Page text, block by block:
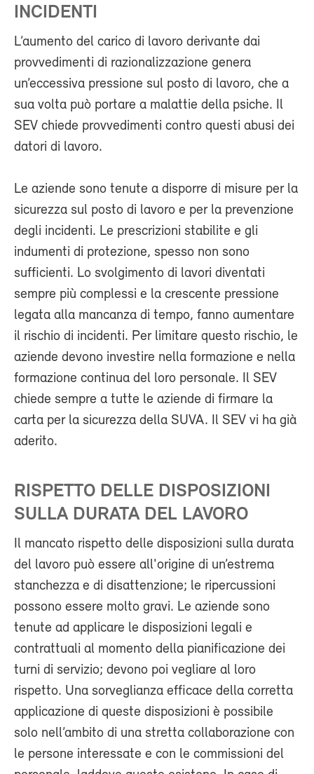
INCIDENTI
L’aumento del carico di lavoro derivante dai
provvedimenti di razionalizzazione genera
un’eccessiva pressione sul posto di lavoro, che a
sua volta può portare a malattie della psiche. Il
SEV chiede provvedimenti contro questi abusi dei
datori di lavoro.
Le aziende sono tenute a disporre di misure per la
sicurezza sul posto di lavoro e per la prevenzione
degli incidenti. Le prescrizioni stabilite e gli
indumenti di protezione, spesso non sono
sufficienti. Lo svolgimento di lavori diventati
sempre più complessi e la crescente pressione
legata alla mancanza di tempo, fanno aumentare
il rischio di incidenti. Per limitare questo rischio, le
aziende devono investire nella formazione e nella
formazione continua del loro personale. Il SEV
chiede sempre a tutte le aziende di firmare la
carta per la sicurezza della SUVA. Il SEV vi ha già
aderito.
RISPETTO DELLE DISPOSIZIONI
SULLA DURATA DEL LAVORO
Il mancato rispetto delle disposizioni sulla durata
del lavoro può essere all'origine di un’estrema
stanchezza e di disattenzione; le ripercussioni
possono essere molto gravi. Le aziende sono
tenute ad applicare le disposizioni legali e
contrattuali al momento della pianificazione dei
turni di servizio; devono poi vegliare al loro
rispetto. Una sorveglianza efficace della corretta
applicazione di queste disposizioni è possibile
solo nell’ambito di una stretta collaborazione con
le persone interessate e con le commissioni del